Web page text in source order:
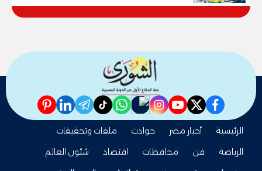
facebook
twitter
youtube
instagram
nabd
whatsapp
tiktok
telegram
linkedin
pinterest
الرئيسية أخبار مصر حوادث
ملفات وتحقيقات
الرياضة
فن محافظات اقتصاد
شئون العالم